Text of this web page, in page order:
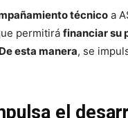
técnico a
permitirá financiar su
De esta manera, se
el